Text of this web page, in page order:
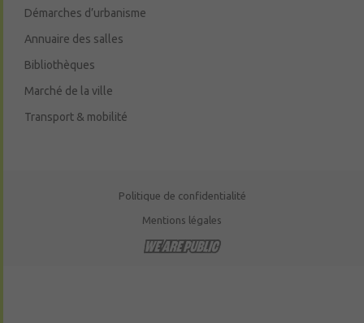
Démarches d’urbanisme
Annuaire des salles
Bibliothèques
Marché de la ville
Transport & mobilité
Politique de confidentialité
Mentions légales